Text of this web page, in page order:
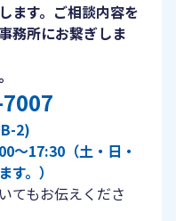
ます。ご相談内容を
務所にお繋ぎしま
2)
〜17:30（土・日・
。）
てもお伝えくださ